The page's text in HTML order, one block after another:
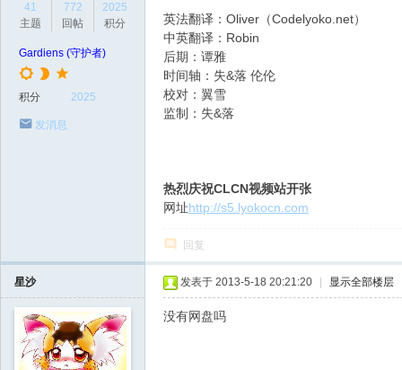
41
主题
772
回帖
2025
积分
Gardiens (守护者)
积分 2025
发消息
英法翻译：Oliver（Codelyoko.net）
中英翻译：Robin
后期：谭雅
时间轴：失&落 伦伦
校对：翼雪
监制：失&落
热烈庆祝CLCN视频站开张
网址http://s5.lyokocn.com
回复
星沙 发表于 2013-5-18 20:21:20 显示全部楼层
没有网盘吗